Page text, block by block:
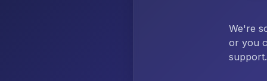
We're
or you
support.